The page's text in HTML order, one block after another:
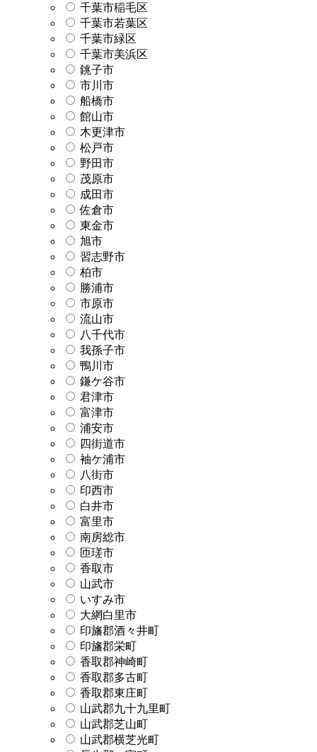
千葉市稲毛区
千葉市若葉区
千葉市緑区
千葉市美浜区
銚子市
市川市
船橋市
館山市
木更津市
松戸市
野田市
茂原市
成田市
佐倉市
東金市
旭市
習志野市
柏市
勝浦市
市原市
流山市
八千代市
我孫子市
鴨川市
鎌ケ谷市
君津市
富津市
浦安市
四街道市
袖ケ浦市
八街市
印西市
白井市
富里市
南房総市
匝瑳市
香取市
山武市
いすみ市
大網白里市
印旛郡酒々井町
印旛郡栄町
香取郡神崎町
香取郡多古町
香取郡東庄町
山武郡九十九里町
山武郡芝山町
山武郡横芝光町